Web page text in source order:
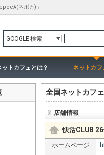
ネポカ)」
GOOGLE 検索
ットカフェとは？ ネットカフ
全国ネットカフ
店舗情報
快活CLUB
ホームページ